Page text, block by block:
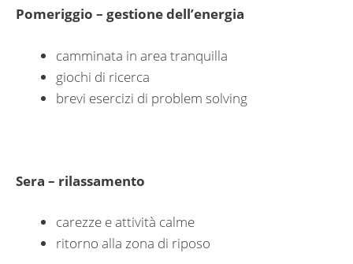
Pomeriggio – gestione dell’energia
camminata in area tranquilla
giochi di ricerca
brevi esercizi di problem solving
Sera – rilassamento
carezze e attività calme
ritorno alla zona di riposo